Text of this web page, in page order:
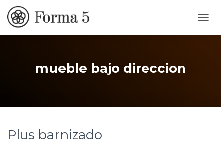
mueble bajo direccion
Plus barnizado